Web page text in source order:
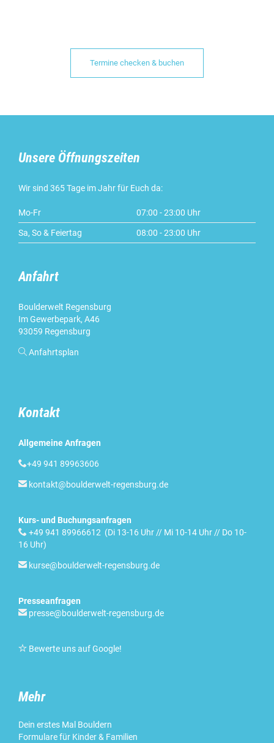
Termine checken & buchen
Unsere Öffnungszeiten
Wir sind 365 Tage im Jahr für Euch da:
Mo-Fr 07:00 - 23:00 Uhr
Sa, So & Feiertag 08:00 - 23:00 Uhr
Anfahrt
Boulderwelt Regensburg
Im Gewerbepark, A46
93059 Regensburg
 Anfahrtsplan
Kontakt
Allgemeine Anfragen
+49 941 89963606
 kontakt@boulderwelt-regensburg.de
Kurs- und Buchungsanfragen
 +49 941 89966612 (Di 13-16 Uhr // Mi 10-14 Uhr // Do 10-
16 Uhr)
 kurse@boulderwelt-regensburg.de
Presseanfragen
 presse@boulderwelt-regensburg.de
 Bewerte uns auf Google!
Mehr
Dein erstes Mal Bouldern
Formulare für Kinder & Familien